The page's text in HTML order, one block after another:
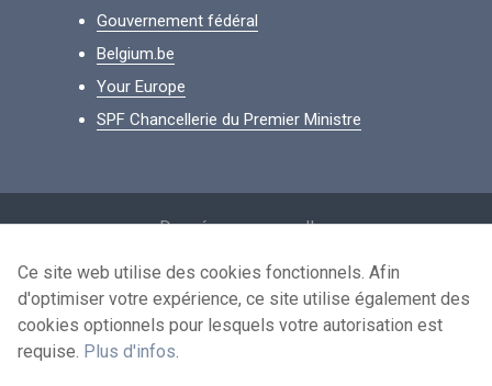
Gouvernement fédéral
Belgium.be
Your Europe
SPF Chancellerie du Premier Ministre
Données personnelles
Conditions de réutilisation
Contactez-nous
Ce site web utilise des cookies fonctionnels. Afin
d'optimiser votre expérience, ce site utilise également des
cookies optionnels pour lesquels votre autorisation est
requise. Plus d'infos.